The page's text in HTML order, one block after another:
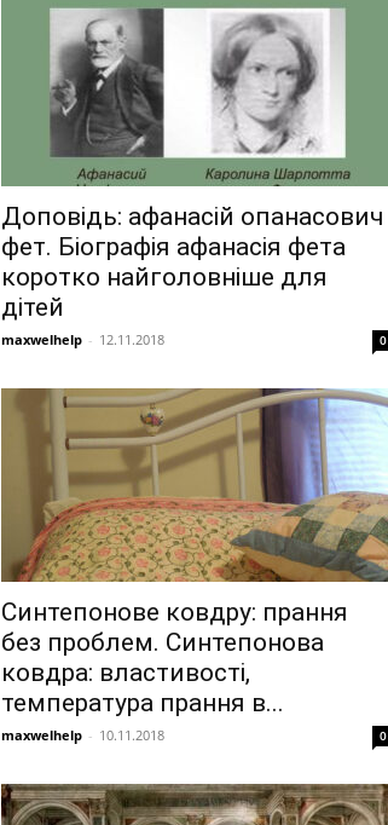
Доповідь: афанасій опанасович
фет. Біографія афанасія фета
коротко найголовніше для
дітей
maxwelhelp - 12.11.2018 0
Синтепонове ковдру: прання
без проблем. Синтепонова
ковдра: властивості,
температура прання в...
maxwelhelp - 10.11.2018 0